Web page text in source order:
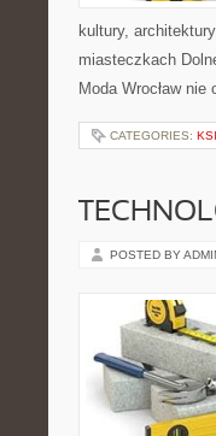
kultury,
miasteczkach
Moda Wrocław
CATEGORIES:
POSTED BY